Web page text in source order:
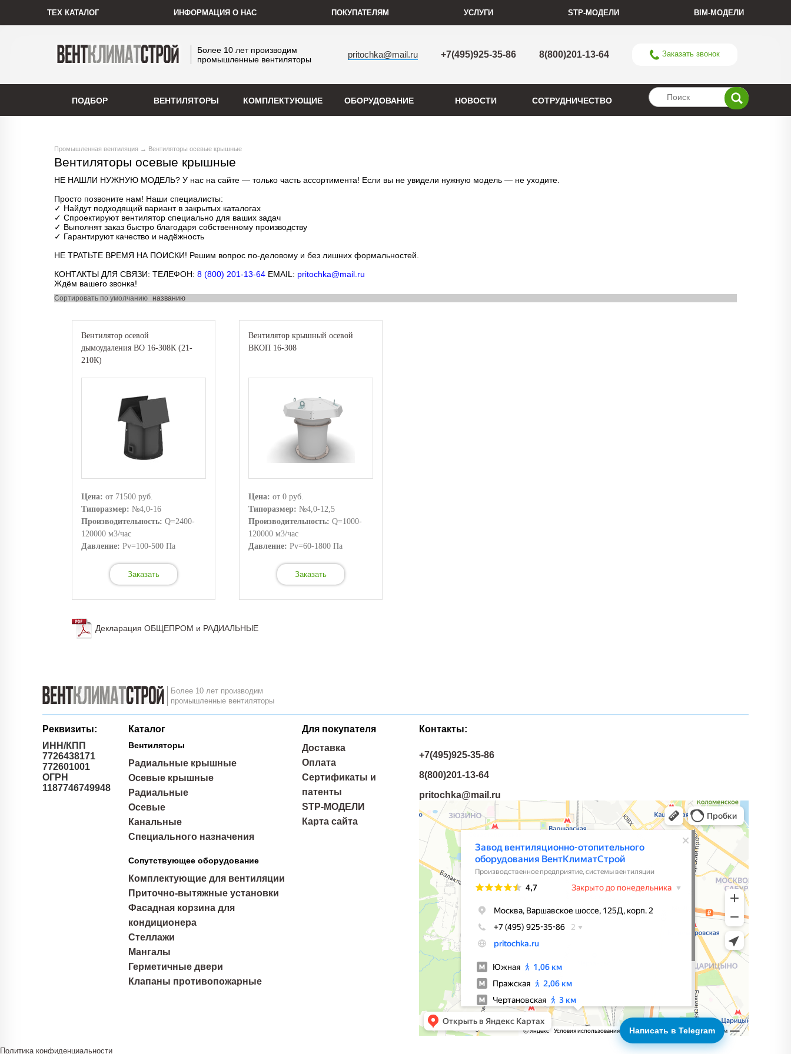
ТЕХ КАТАЛОГ ИНФОРМАЦИЯ О НАС ПОКУПАТЕЛЯМ УСЛУГИ STP-МОДЕЛИ BIM-МОДЕЛИ
Более 10 лет производим
промышленные вентиляторы
pritochka@mail.ru +7(495)925-35-86 8(800)201-13-64 Заказать звонок
Написать в Telegram
ПОДБОР ВЕНТИЛЯТОРЫ КОМПЛЕКТУЮЩИЕ ОБОРУДОВАНИЕ НОВОСТИ СОТРУДНИЧЕСТВО
Промышленная вентиляция → Вентиляторы осевые крышные
Вентиляторы осевые крышные
НЕ НАШЛИ НУЖНУЮ МОДЕЛЬ? У нас на сайте — только часть ассортимента! Если вы не увидели нужную модель — не уходите.
Просто позвоните нам! Наши специалисты:
✓ Найдут подходящий вариант в закрытых каталогах
✓ Спроектируют вентилятор специально для ваших задач
✓ Выполнят заказ быстро благодаря собственному производству
✓ Гарантируют качество и надёжность
НЕ ТРАТЬТЕ ВРЕМЯ НА ПОИСКИ! Решим вопрос по-деловому и без лишних формальностей.
КОНТАКТЫ ДЛЯ СВЯЗИ: ТЕЛЕФОН: 8 (800) 201-13-64 EMAIL: pritochka@mail.ru
Ждём вашего звонка!
Сортировать по умолчанию названию
Вентилятор осевой
дымоудаления ВО 16-308К (21-
210К)
Цена: от 71500 руб.
Типоразмер: №4,0-16
Производительность: Q=2400-
120000 м3/час
Давление: Pv=100-500 Па
Заказать
Вентилятор крышный осевой
ВКОП 16-308
Цена: от 0 руб.
Типоразмер: №4,0-12,5
Производительность: Q=1000-
120000 м3/час
Давление: Pv=60-1800 Па
Заказать
Декларация ОБЩЕПРОМ и РАДИАЛЬНЫЕ
Более 10 лет производим
промышленные вентиляторы
Реквизиты:
ИНН/КПП
7726438171
772601001
ОГРН
1187746749948
Каталог
Вентиляторы
Радиальные крышные
Осевые крышные
Радиальные
Осевые
Канальные
Специального назначения
Сопутствующее оборудование
Комплектующие для вентиляции
Приточно-вытяжные установки
Фасадная корзина для
кондиционера
Стеллажи
Мангалы
Герметичные двери
Клапаны противопожарные
Для покупателя
Доставка
Оплата
Сертификаты и
патенты
STP-МОДЕЛИ
Карта сайта
Контакты:
+7(495)925-35-86
8(800)201-13-64
pritochka@mail.ru
Завод вентиляционно-отопительного оборудования ВентКлиматСтрой
Производственное предприятие в Москве
Системы вентиляции в Москве
Политика конфиденциальности